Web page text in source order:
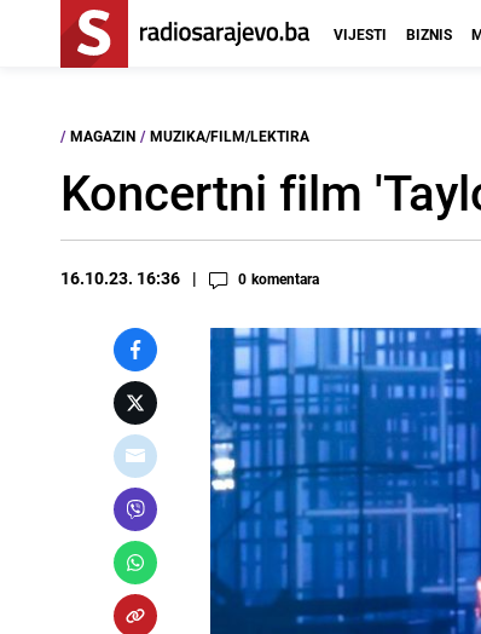
VIJESTI BIZNIS
/ MAGAZIN / MUZIKA/FILM/LEKTIRA
Koncertni film
16.10.23. 16:36 0 komentara